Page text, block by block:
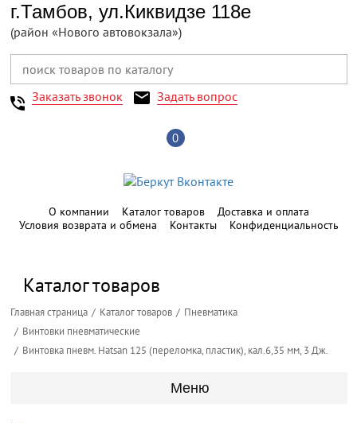
г.Тамбов, ул.Киквидзе 118е
(район «Нового автовокзала»)
Заказать звонок Задать вопрос
0
О компании Каталог товаров
Доставка и оплата
Условия возврата и обмена
Контакты Конфиденциальность
Каталог товаров
Главная страница Каталог товаров
Пневматика
Винтовки пневматические
Винтовка пневм. Hatsan 125 (переломка, пластик), кал.6,35 мм, 3 Дж.
Меню